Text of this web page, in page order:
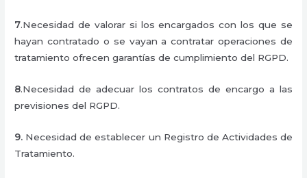
7.Necesidad de valorar si los encargados con los que se
hayan contratado o se vayan a contratar operaciones de
tratamiento ofrecen garantías de cumplimiento del RGPD.
8.Necesidad de adecuar los contratos de encargo a las
previsiones del RGPD.
9. Necesidad de establecer un Registro de Actividades de
Tratamiento.